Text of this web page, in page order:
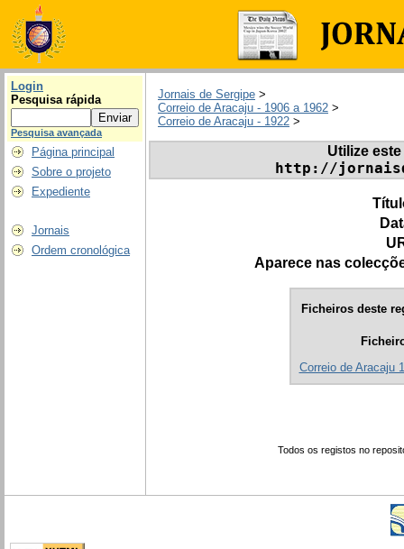
Login
Pesquisa rápida
Pesquisa avançada
Página principal
Sobre o projeto
Expediente
Jornais
Ordem cronológica
Jornais de Sergipe >
Correio de Aracaju - 1906 a 1962 >
Correio de Aracaju - 1922 >
Utilize
http://
Aparece nas
Ficheiros deste
Correio de Aracaju
Todos os registos no